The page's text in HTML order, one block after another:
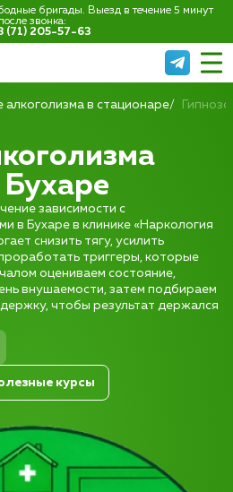
бригады. Выезд в течение 5 минут
после звонка:
(71) 205-57-63
алкоголизма в стационаре
Бухаре
зависимости с
в Бухаре в клинике «Наркология
снизить тягу, усилить
триггеры, которые
оцениваем состояние,
внушаемости, затем подбираем
чтобы результат держался
курсы